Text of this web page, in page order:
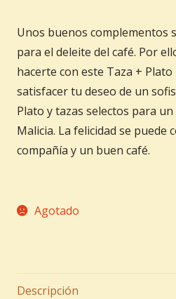
Unos buenos complementos
para el deleite del café. Por
hacerte con este Taza +
satisfacer tu deseo de un
Plato y tazas selectos para un
Malicia. La felicidad se puede
compañía y un buen café.
Agotado
Descripción